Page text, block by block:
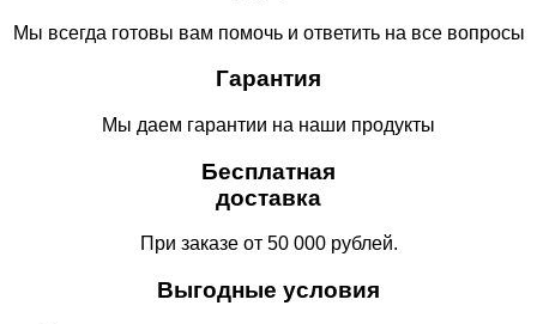
Мы всегда готовы вам помочь и ответить на все вопросы
Гарантия
Мы даем гарантии на наши продукты
Бесплатная
доставка
При заказе от 50 000 рублей.
Выгодные условия